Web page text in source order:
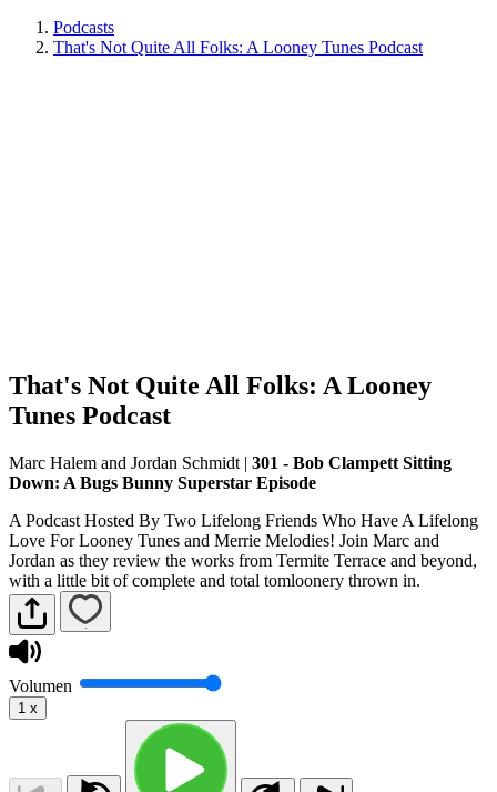
Podcasts
That's Not Quite All Folks: A Looney Tunes Podcast
That's Not Quite All Folks: A Looney
Tunes Podcast
Marc Halem and Jordan Schmidt | 301 - Bob Clampett Sitting
Down: A Bugs Bunny Superstar Episode
A Podcast Hosted By Two Lifelong Friends Who Have A Lifelong
Love For Looney Tunes and Merrie Melodies! Join Marc and
Jordan as they review the works from Termite Terrace and beyond,
with a little bit of complete and total tomloonery thrown in.
Volumen
1 x